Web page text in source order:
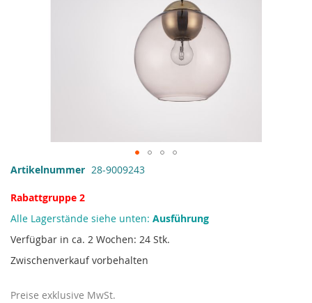
Zum
der
springen
Artikelnummer 28-9009243
Rabattgruppe 2
Alle Lagerstände siehe unten: Ausführung
Verfügbar in ca. 2 Wochen: 24 Stk.
Zwischenverkauf vorbehalten
Preise exklusive MwSt.